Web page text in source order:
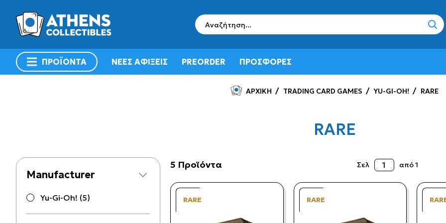
search
menu
ΠΡΟΪΟΝΤΑ ΝΕΕΣ ΑΦΙΞΕΙΣ PREORDER ΠΡΟΣΦΟΡΕΣ
ΑΡΧΙΚΗ TRADING CARD GAMES YU-GI-OH! RARE
RARE
Manufacturer
Yu-Gi-Oh! (5)
5 Προϊόντα Σελ από 1
RARE RARE